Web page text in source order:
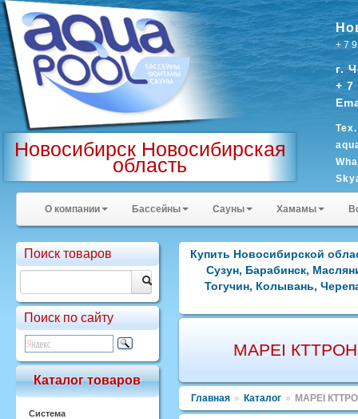
Новосибирск Новосибирская
область
+ 7
г.
+ 7
О компании Бассейны Сауны Хамамы
Поиск товаров
Поиск по сайту
Каталог товаров
Система
Купить Новосибирской
Сузун, Барабинск,
Тогучин, Колывань,
MAPEI КТТРОН
Главная » Каталог » MAPEI